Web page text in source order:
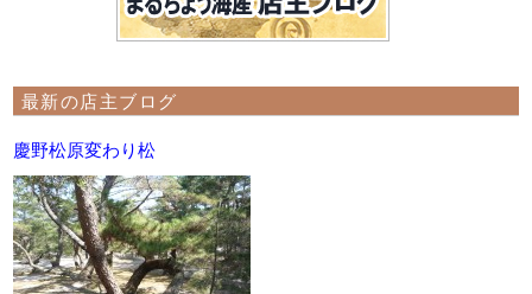
最新の店主ブログ
慶野松原変わり松